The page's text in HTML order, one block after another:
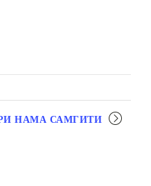
НАМА САМГИТИ